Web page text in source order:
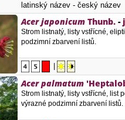
latinský název - český název
Acer japonicum Thunb. -
Strom listnatý, listy vstřícné,
podzimní zbarvení listů.
Acer palmatum
Strom listnatý, listy vstřícné, list
výrazné podzimní zbarvení listů.